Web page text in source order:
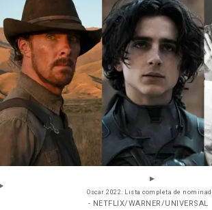
Oscar 2022: Lista completa de
- NETFLIX/WARNER/UNIVERSAL